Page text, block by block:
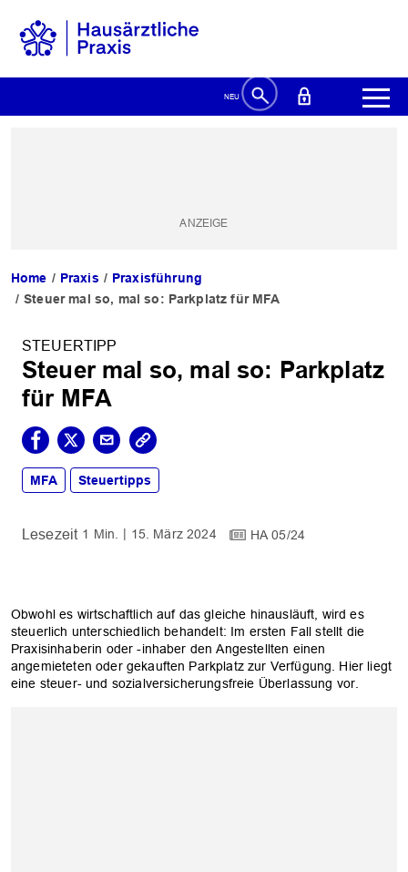
Home Praxis
Praxisführung
Steuer mal so, mal so: Parkplatz für MFA
STEUERTIPP
Steuer mal so, mal so: Parkplatz
für MFA
MFA Steuertipps
1 Min. 15. März 2024 HA 05/24
Obwohl es wirtschaftlich auf das gleiche hinausläuft, wird es
steuerlich unterschiedlich behandelt: Im ersten Fall stellt die
Praxisinhaberin oder -inhaber den Angestellten einen
angemieteten oder gekauften Parkplatz zur Verfügung. Hier liegt
eine steuer- und sozialversicherungsfreie Überlassung vor.